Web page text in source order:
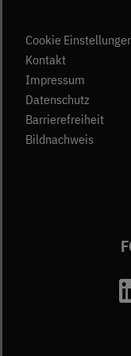
Cookie
Kontakt(öffnet in
Impressum
Datenschutz
Barrierefreiheit
Bildnachweis